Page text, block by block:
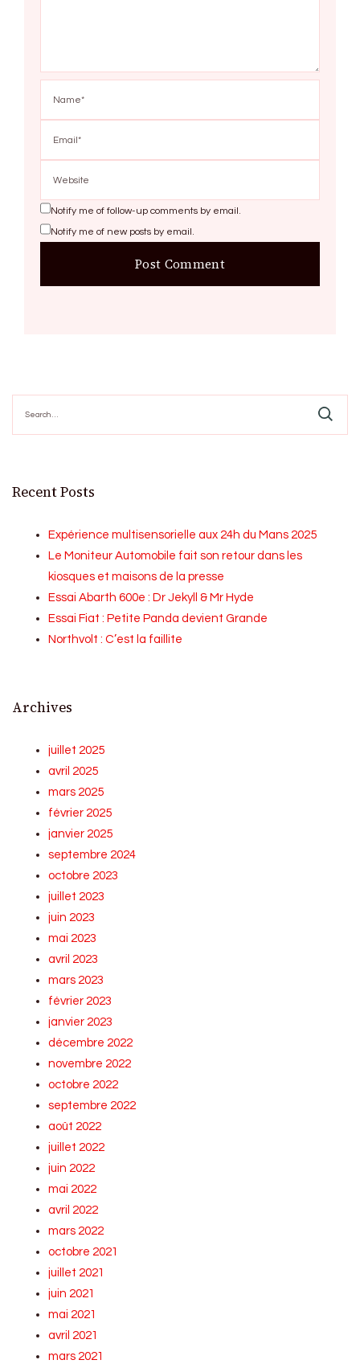
Notify me of follow-up comments by email.
Notify me of new posts by email.
for:
Recent Posts
Expérience multisensorielle aux 24h du Mans 2025
Le Moniteur Automobile fait son retour dans les
kiosques et maisons de la presse
Essai Abarth 600e : Dr Jekyll & Mr Hyde
Essai Fiat : Petite Panda devient Grande
Northvolt : C’est la faillite
Archives
juillet 2025
avril 2025
mars 2025
février 2025
janvier 2025
septembre 2024
octobre 2023
juillet 2023
juin 2023
mai 2023
avril 2023
mars 2023
février 2023
janvier 2023
décembre 2022
novembre 2022
octobre 2022
septembre 2022
août 2022
juillet 2022
juin 2022
mai 2022
avril 2022
mars 2022
octobre 2021
juillet 2021
juin 2021
mai 2021
avril 2021
mars 2021